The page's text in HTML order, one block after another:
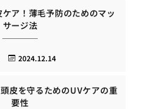
ア！薄毛予防のためのマッ
サージ法
2024.12.14
皮を守るためのUVケアの重
要性